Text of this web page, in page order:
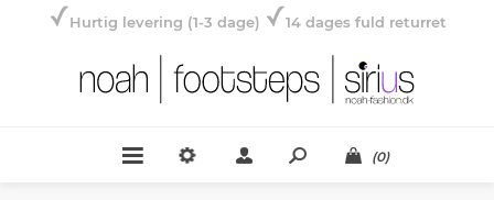
Hurtig levering (1-3 dage) 14 dages fuld returret
(0)